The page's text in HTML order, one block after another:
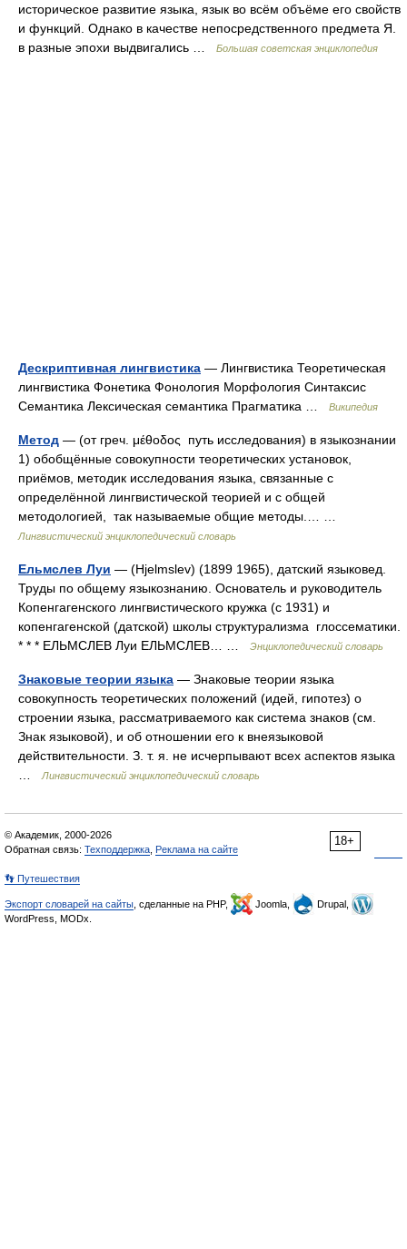
историческое развитие языка, язык во всём объёме его свойств
и функций. Однако в качестве непосредственного предмета Я.
в разные эпохи выдвигались …
Большая советская энциклопедия
Дескриптивная лингвистика — Лингвистика Теоретическая
лингвистика Фонетика Фонология Морфология Синтаксис
Семантика Лексическая семантика Прагматика …
Википедия
Метод — (от греч. μέθοδος путь исследования) в языкознании
1) обобщённые совокупности теоретических установок,
приёмов, методик исследования языка, связанные с
определённой лингвистической теорией и с общей
методологией, так называемые общие методы.… …
Лингвистический энциклопедический словарь
Ельмслев Луи — (Hjelmslev) (1899 1965), датский языковед.
Труды по общему языкознанию. Основатель и руководитель
Копенгагенского лингвистического кружка (с 1931) и
копенгагенской (датской) школы структурализма глоссематики.
* * * ЕЛЬМСЛЕВ Луи ЕЛЬМСЛЕВ… …
Энциклопедический словарь
Знаковые теории языка — Знаковые теории языка
совокупность теоретических положений (идей, гипотез) о
строении языка, рассматриваемого как система знаков (см.
Знак языковой), и об отношении его к внеязыковой
действительности. З. т. я. не исчерпывают всех аспектов языка
Лингвистический энциклопедический словарь
18+
© Академик, 2000-2026
Обратная связь: Техподдержка Реклама на сайте
👣 Путешествия
Экспорт словарей на сайты , сделанные на PHP, Joomla,
Drupal,
WordPress, MODx.